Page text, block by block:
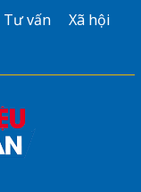
Tư vấn
Xã hội